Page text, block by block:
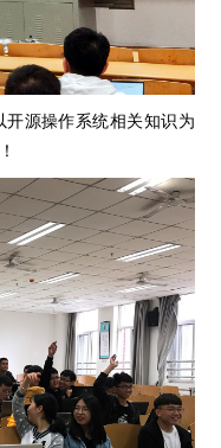
源操作系统相关知识为